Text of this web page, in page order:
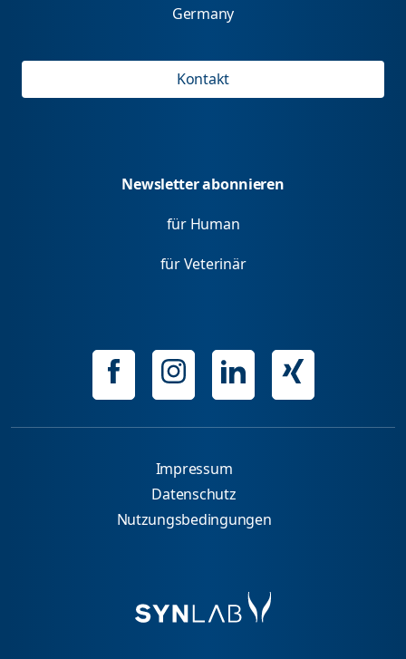
Germany
Kontakt
Newsletter abonnieren
für Human
für Veterinär
Impressum
Datenschutz
Nutzungsbedingungen